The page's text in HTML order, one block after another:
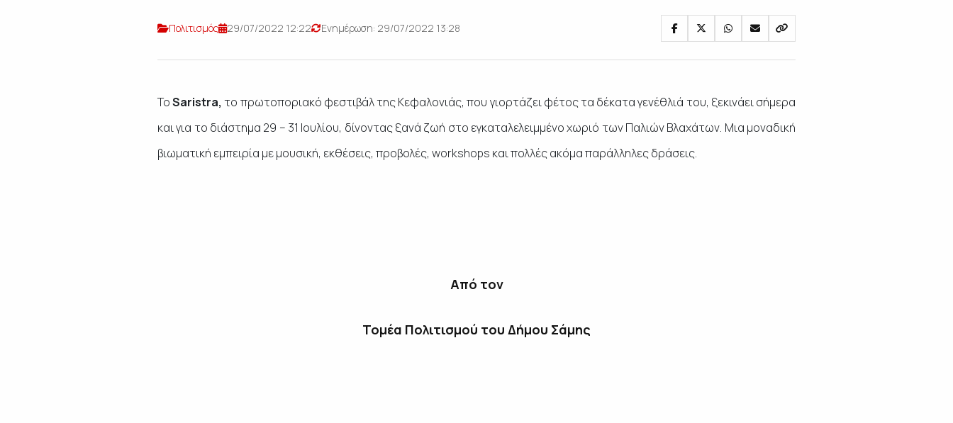
Πολιτισμός 29/07/2022 12:22 Ενημέρωση: 29/07/2022 13:28
ΤοSaristra, το πρωτοποριακό φεστιβάλ της Κεφαλονιάς, που γιορτάζει φέτος τα δέκατα γενέθλιά του, ξεκινάει σήμερα
και για το διάστημα 29 – 31 Ιουλίου, δίνοντας ξανά ζωή στο εγκαταλελειμμένο χωριό των Παλιών Βλαχάτων. Μια μοναδική
βιωματική εμπειρία με μουσική, εκθέσεις, προβολές, workshops και πολλές ακόμα παράλληλες δράσεις.
Από τον
Τομέα Πολιτισμού του Δήμου Σάμης